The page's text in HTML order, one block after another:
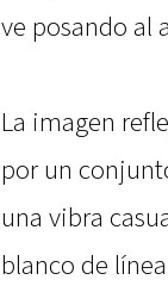
ve posando al
La imagen
por un
una vibra
blanco de